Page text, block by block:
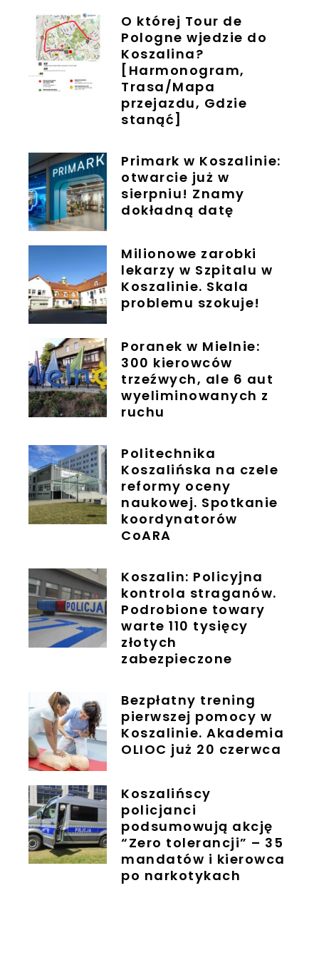
O której Tour de
Pologne wjedzie do
Koszalina?
[Harmonogram,
Trasa/Mapa
przejazdu, Gdzie
stanąć]
Primark w Koszalinie:
otwarcie już w
sierpniu! Znamy
dokładną datę
Milionowe zarobki
lekarzy w Szpitalu w
Koszalinie. Skala
problemu szokuje!
Poranek w Mielnie:
300 kierowców
trzeźwych, ale 6 aut
wyeliminowanych z
ruchu
Politechnika
Koszalińska na czele
reformy oceny
naukowej. Spotkanie
koordynatorów
CoARA
Koszalin: Policyjna
kontrola straganów.
Podrobione towary
warte 110 tysięcy
złotych
zabezpieczone
Bezpłatny trening
pierwszej pomocy w
Koszalinie. Akademia
OLIOC już 20 czerwca
Koszalińscy
policjanci
podsumowują akcję
“Zero tolerancji” – 35
mandatów i kierowca
po narkotykach